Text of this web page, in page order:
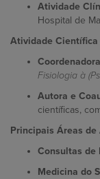
Atividade
Hospital de
Atividade Científica
Fisiologia à
Autora e
científicas,
Principais Áreas de
Consultas de
Medicina do